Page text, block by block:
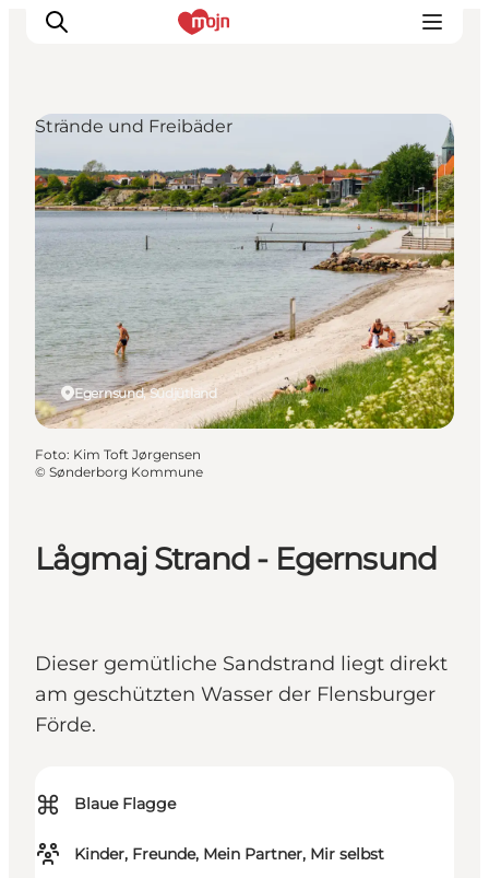
Erlebnisse
Städte und Regionen
Events
Übernachtung
Plane deine Reise
Booking
Lågmaj Strand - Egernsund
Dieser gemütliche Sandstrand liegt direkt
am geschützten Wasser der Flensburger
Förde.
⌘ Blaue Flagge
Kinder, Freunde, Mein Partner, Mir selbst
Egernsund, Südjütland
Strände und Freibäder
Foto: Kim Toft Jørgensen
© Sønderborg Kommune